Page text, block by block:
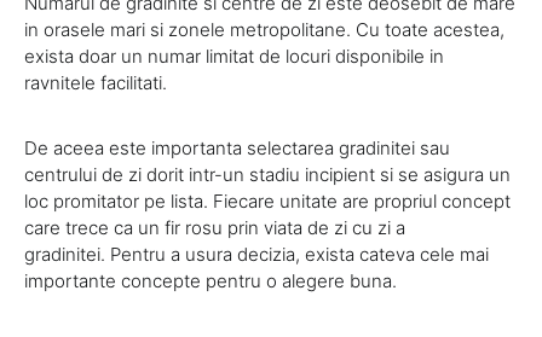
in orasele mari si zonele metropolitane. Cu toate acestea,
exista doar un numar limitat de locuri disponibile in
ravnitele facilitati.
De aceea este importanta selectarea gradinitei sau
centrului de zi dorit intr-un stadiu incipient si se asigura un
loc promitator pe lista. Fiecare unitate are propriul concept
care trece ca un fir rosu prin viata de zi cu zi a
gradinitei. Pentru a usura decizia, exista cateva cele mai
importante concepte pentru o alegere buna.